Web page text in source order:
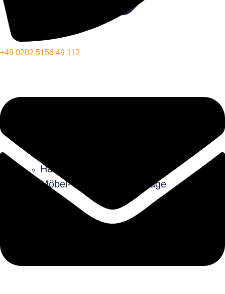
Halteverbotszonen
Möbel- und Küchenmontage
+49 0202 5156 49 112